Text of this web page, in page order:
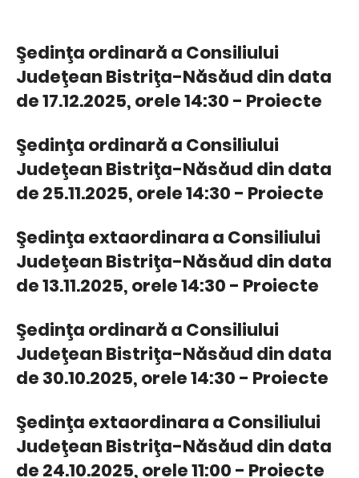
Şedinţa ordinară a Consiliului
Judeţean Bistriţa-Năsăud din data
de 17.12.2025, orele 14:30 - Proiecte
Şedinţa ordinară a Consiliului
Judeţean Bistriţa-Năsăud din data
de 25.11.2025, orele 14:30 - Proiecte
Şedinţa extaordinara a Consiliului
Judeţean Bistriţa-Năsăud din data
de 13.11.2025, orele 14:30 - Proiecte
Şedinţa ordinară a Consiliului
Judeţean Bistriţa-Năsăud din data
de 30.10.2025, orele 14:30 - Proiecte
Şedinţa extaordinara a Consiliului
Judeţean Bistriţa-Năsăud din data
de 24.10.2025, orele 11:00 - Proiecte